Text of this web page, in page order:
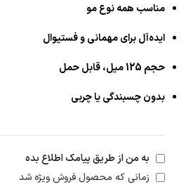
مناسب همه نوع مو
ایده‌آل برای مهمانی و فستیوال
حجم 125 میل، قابل حمل
بدون چسبندگی یا چربی
به من از طریق پیامک اطلاع بده
زمانی که محصول فروش ویژه شد